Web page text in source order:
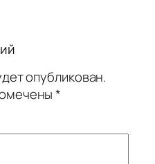
опубликован.
*